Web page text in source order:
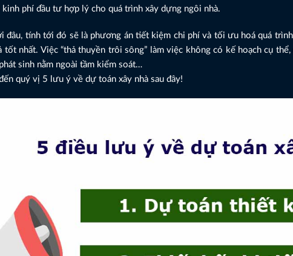
phí đầu tư hợp lý cho quá trình xây dựng ngôi nhà.
đâu, tính tới đó sẽ là phương án tiết kiệm chi phí và tối ưu hoá quá
nhất. Việc “thả thuyền trôi sông” làm việc không có kế hoạch cụ thể,
sinh nằm ngoài tầm kiểm soát…
quý vị 5 lưu ý về dự toán xây nhà sau đây!